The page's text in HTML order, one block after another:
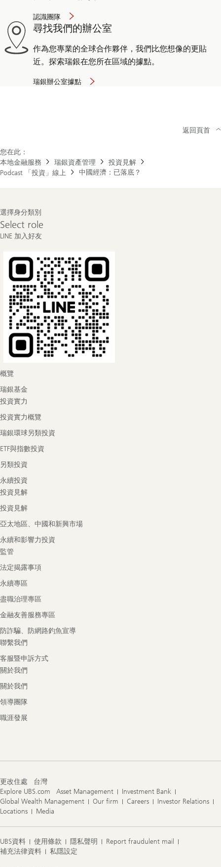
認識團隊
尋找我們的辦公室
作為您專業的全球合作夥伴，我們比您想像的更貼
近。探索瑞銀在您所在區域的據點。
瑞銀辦公室據點
您在此：
本地金融服務
瑞銀資產管理
投資見解
Podcast 「投資」線上
中國經濟：已落底？
返回頁首
Footer
Navigation
選擇身分類別
Select
role
Select role
LINE 加入好友
概覽
瑞銀基金
投資實力
投資實力概覽
瑞銀環球另類投資
ETF與指數投資
另類投資
永續投資
投資見解
投資見解
亞太地區、中國和新興市場
永續和影響力投資
監管
法定揭露事項
永續專區
盡職治理專區
金融友善服務專區
防詐騙、防網路釣魚宣導
聯繫我們
客服暨申訴方式
關於我們
關於我們
領導團隊
職涯發展
更改住處
台灣
Explore UBS.com
Asset Management
Investment Bank
Global Wealth Management
Our firm Careers
Investor Relations
Locations
Media
UBS資料 使用條款 隱私聲明
Report fraudulent mail
補充法律資料
私隱設定